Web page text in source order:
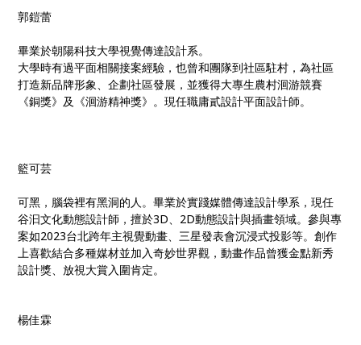
郭鎧蕾
畢業於朝陽科技大學視覺傳達設計系。
大學時有過平面相關接案經驗，也曾和團隊到社區駐村，為社區
打造新品牌形象、企劃社區發展，並獲得大專生農村洄游競賽
《銅獎》及《洄游精神獎》。現任職庸貳設計平面設計師。
籃可芸
可黑，腦袋裡有黑洞的人。畢業於實踐媒體傳達設計學系，現任
谷汩文化動態設計師，擅於3D、2D動態設計與插畫領域。參與專
案如2023台北跨年主視覺動畫、三星發表會沉浸式投影等。創作
上喜歡結合多種媒材並加入奇妙世界觀，動畫作品曾獲金點新秀
設計獎、放視大賞入圍肯定。
楊佳霖